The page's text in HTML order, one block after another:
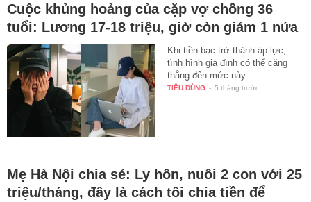
Cuộc khủng hoảng của cặp vợ chồng 36
tuổi: Lương 17-18 triệu, giờ còn giảm 1 nửa
Khi tiền bạc trở thành áp lực,
tình hình gia đình có thể căng
thẳng đến mức này…
TIÊU DÙNG - 5 tháng trước
Mẹ Hà Nội chia sẻ: Ly hôn, nuôi 2 con với 25
triệu/tháng, đây là cách tôi chia tiền để